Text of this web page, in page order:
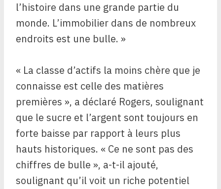
l’histoire dans une grande partie du
monde. L’immobilier dans de nombreux
endroits est une bulle. »
« La classe d’actifs la moins chère que je
connaisse est celle des matières
premières », a déclaré Rogers, soulignant
que le sucre et l’argent sont toujours en
forte baisse par rapport à leurs plus
hauts historiques. « Ce ne sont pas des
chiffres de bulle », a-t-il ajouté,
soulignant qu’il voit un riche potentiel